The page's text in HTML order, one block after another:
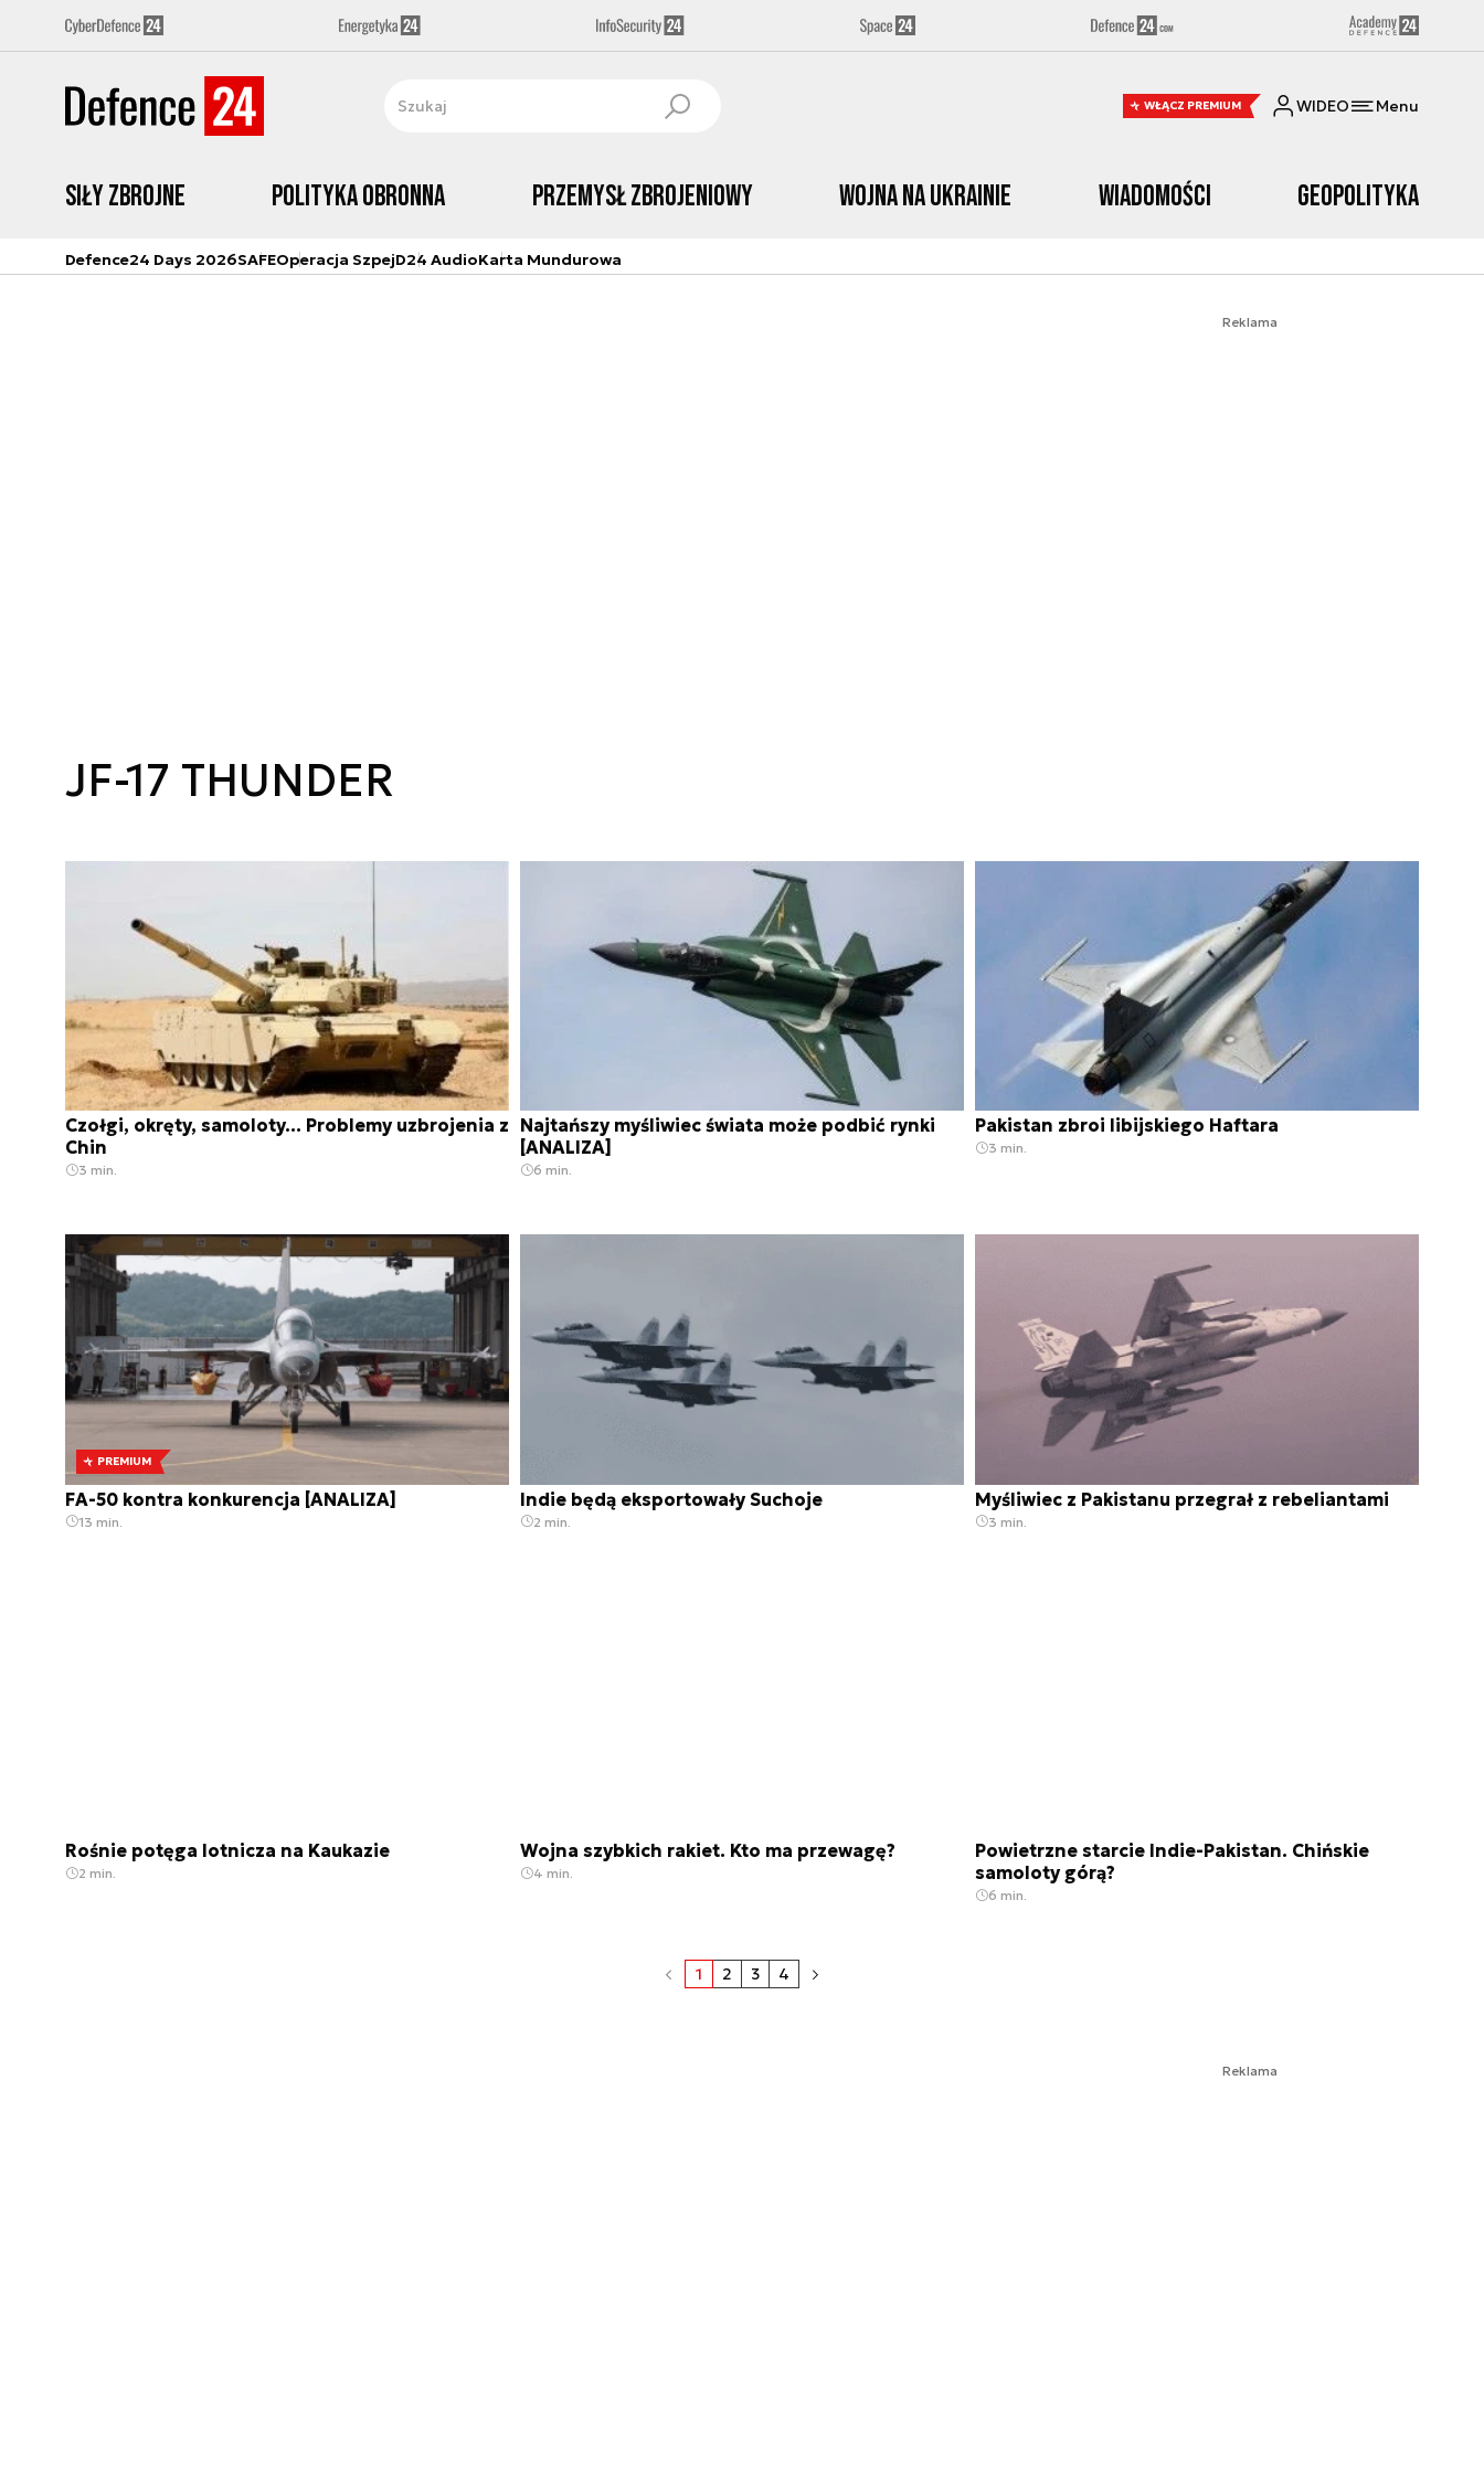
WŁĄCZ PREMIUM WIDEO Menu
Siły zbrojne Polityka obronna Przemysł Zbrojeniowy Wojna na Ukrainie Wiadomości Geopolityka
Defence24 Days 2026SAFEOperacja SzpejD24 AudioKarta Mundurowa
Reklama
JF-17 THUNDER
Czołgi, okręty, samoloty... Problemy uzbrojenia z
Chin
3 min.
Najtańszy myśliwiec świata może podbić rynki
[ANALIZA]
6 min.
Pakistan zbroi libijskiego Haftara
3 min.
PREMIUM
FA-50 kontra konkurencja [ANALIZA]
13 min.
Indie będą eksportowały Suchoje
2 min.
Myśliwiec z Pakistanu przegrał z rebeliantami
3 min.
Rośnie potęga lotnicza na Kaukazie
2 min.
Wojna szybkich rakiet. Kto ma przewagę?
4 min.
Powietrzne starcie Indie-Pakistan. Chińskie
samoloty górą?
6 min.
1 2 3 4
Reklama